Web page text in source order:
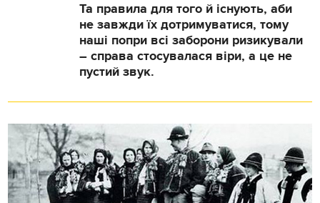
Та правила для того й існують, аби
не завжди їх дотримуватися, тому
наші попри всі заборони ризикували
– справа стосувалася віри, а це не
пустий звук.